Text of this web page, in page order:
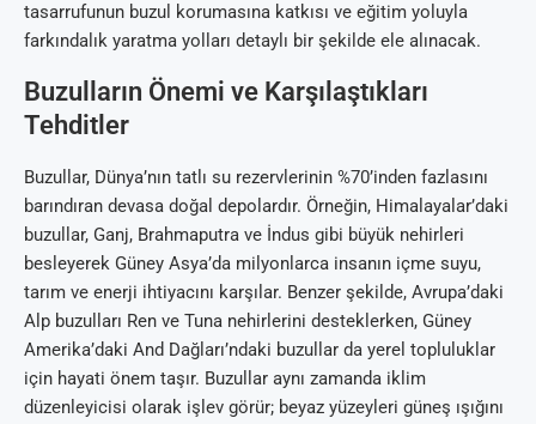
tasarrufunun buzul korumasına katkısı ve eğitim yoluyla
farkındalık yaratma yolları detaylı bir şekilde ele alınacak.
Buzulların Önemi ve Karşılaştıkları
Tehditler
Buzullar, Dünya’nın tatlı su rezervlerinin %70’inden fazlasını
barındıran devasa doğal depolardır. Örneğin, Himalayalar’daki
buzullar, Ganj, Brahmaputra ve İndus gibi büyük nehirleri
besleyerek Güney Asya’da milyonlarca insanın içme suyu,
tarım ve enerji ihtiyacını karşılar. Benzer şekilde, Avrupa’daki
Alp buzulları Ren ve Tuna nehirlerini desteklerken, Güney
Amerika’daki And Dağları’ndaki buzullar da yerel topluluklar
için hayati önem taşır. Buzullar aynı zamanda iklim
düzenleyicisi olarak işlev görür; beyaz yüzeyleri güneş ışığını